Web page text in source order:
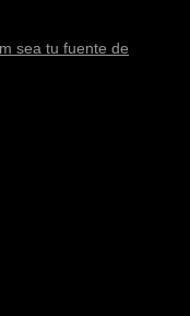
sea tu fuente de